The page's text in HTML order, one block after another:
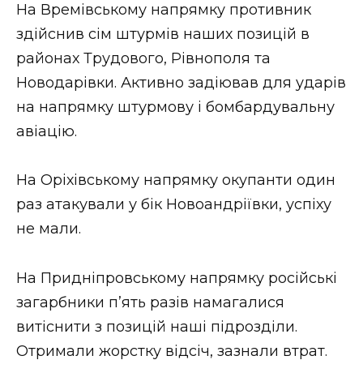
На Времівському напрямку противник
здійснив сім штурмів наших позицій в
районах Трудового, Рівнополя та
Новодарівки. Активно задіював для ударів
на напрямку штурмову і бомбардувальну
авіацію.
На Оріхівському напрямку окупанти один
раз атакували у бік Новоандріївки, успіху
не мали.
На Придніпровському напрямку російські
загарбники п’ять разів намагалися
витіснити з позицій наші підрозділи.
Отримали жорстку відсіч, зазнали втрат.